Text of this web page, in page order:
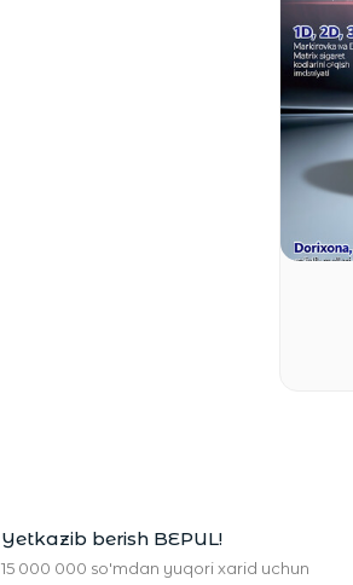
Yetkazib berish BEPUL!
15 000 000 so'mdan yuqori xarid uchun